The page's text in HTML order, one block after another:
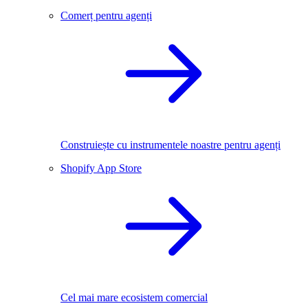
Comerț pentru agenți
Construiește cu instrumentele noastre pentru agenți
Shopify App Store
Cel mai mare ecosistem comercial